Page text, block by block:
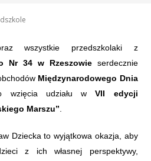
wszystkie przedszkolaki z
Nr 34 w Rzeszowie serdecznie
Międzynarodowego Dnia
udziału wVII edycji
Marszu”
Dziecka to wyjątkowa okazja, aby
z ich własnej perspektywy,